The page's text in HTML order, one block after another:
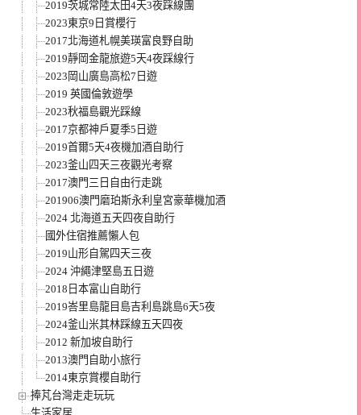
2019茨城常陸太田4天3夜踩線團
2023東京9日賞櫻行
2017北海道札幌美瑛富良野自助
2019靜岡金龍旅遊5天4夜踩線行
2023岡山廣島高松7日遊
2019 英國倫敦遊學
2023秋福島觀光踩線
2017京都神戶夏季5日遊
2019首爾5天4夜機加酒自助行
2023釜山四天三夜觀光考察
2017澳門三日自由行走跳
201906澳門磨珀斯永利皇宮豪華機加酒
2024 北海道五天四夜自助行
國外住宿推薦懶人包
2019山形自駕四天三夜
2024 沖繩津堅島五日遊
2018日本富山自助行
2019峇里島龍目島吉利島跳島6天5夜
2024釜山米其林踩線五天四夜
2012 新加坡自助行
2013澳門自助小旅行
2014東京賞櫻自助行
捧芃台灣走走玩玩